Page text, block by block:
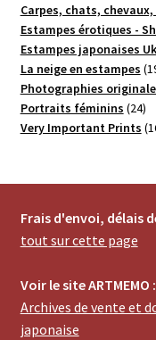
Carpes, chats,
Estampes érotiques -
Estampes japonaises
La neige en estampes
Photographies
Portraits féminins 2424
Very Important Prints
Frais d'envoi, délais
tout sur cette page
Voir le site ARTMEMO :
Archives de vente et
japonaise